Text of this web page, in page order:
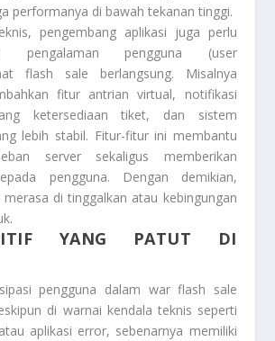
performanya di bawah tekanan tinggi.
pengembang aplikasi juga perlu
pengalaman pengguna (user
flash sale berlangsung. Misalnya
fitur antrian virtual, notifikasi
ketersediaan tiket, dan sistem
lebih stabil. Fitur-fitur ini membantu
server sekaligus memberikan
pengguna. Dengan demikian,
di tinggalkan atau kebingungan
YANG PATUT DI
pengguna dalam war flash sale
di warnai kendala teknis seperti
aplikasi error, sebenarnya memiliki